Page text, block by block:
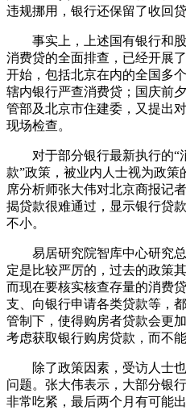
违规挪用，银行还保留了收回贷
事实上，上述国有银行和股
消费贷的全面排查，已经开展
开始，包括北京在内的全国多
辖内银行严查消费贷；国庆前
管部及北京市住建委，又提出
现场检查。
对于部分银行最新执行的“
款”政策，被业内人士视为政
席分析师张大伟对北京商报记
揭贷款很难通过，显示银行贷
不小。
易居研究院智库中心研究总
定是比较严厉的，过去的政策
而现在要核实核查存量的消费
支、向银行申请各类贷款等，
管制下，使得购房者贷款会更
考虑获取银行购房贷款，而不
除了政策因素，受访人士也
问题。张大伟表示，大部分银
非常吃紧，最后两个月有可能